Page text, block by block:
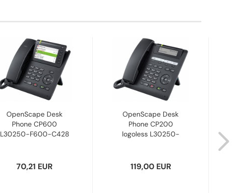
OpenScape Desk
Phone CP600
L30250-F600-C428
70,21 EUR
OpenScape Desk
Phone CP200
logoless L30250-
119,00 EUR